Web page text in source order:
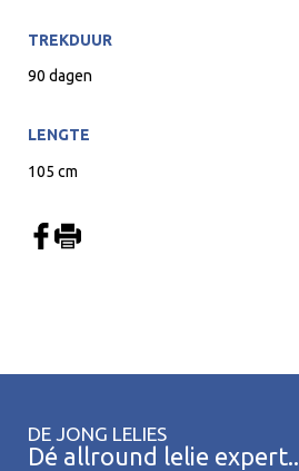
TREKDUUR
90 dagen
LENGTE
105 cm
DE JONG LELIES
Dé allround lelie expert..